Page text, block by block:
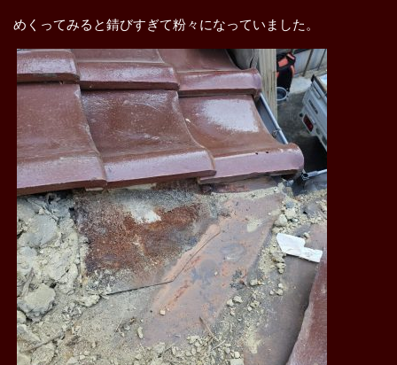
めくってみると錆びすぎて粉々になっていました。